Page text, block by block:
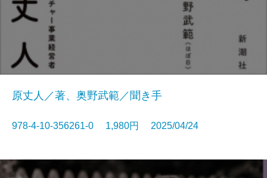
原丈人／著、奥野武範／聞き手
978-4-10-356261-0 1,980円 2025/04/24